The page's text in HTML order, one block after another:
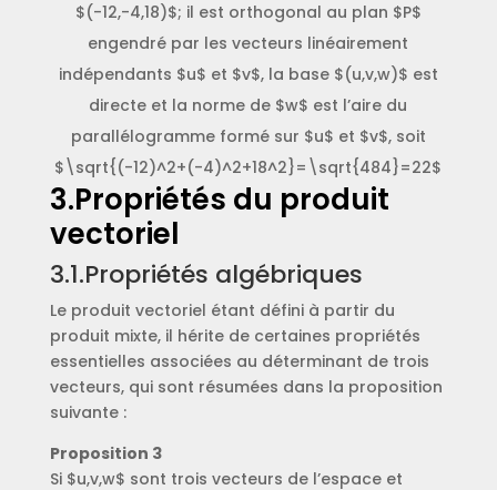
$(-12,-4,18)$; il est orthogonal au plan $P$
engendré par les vecteurs linéairement
indépendants $u$ et $v$, la base $(u,v,w)$ est
directe et la norme de $w$ est l’aire du
parallélogramme formé sur $u$ et $v$, soit
$\sqrt{(-12)^2+(-4)^2+18^2}=\sqrt{484}=22$
3.Propriétés du produit
vectoriel
3.1.Propriétés algébriques
Le produit vectoriel étant défini à partir du
produit mixte, il hérite de certaines propriétés
essentielles associées au déterminant de trois
vecteurs, qui sont résumées dans la proposition
suivante :
Proposition 3
Si $u,v,w$ sont trois vecteurs de l’espace et